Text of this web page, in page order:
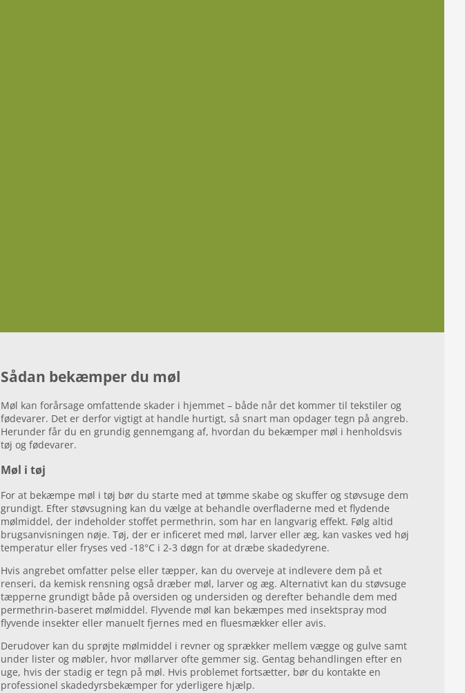
Sådan bekæmper du møl
Møl kan forårsage omfattende skader i hjemmet – både når det kommer til tekstiler og
fødevarer. Det er derfor vigtigt at handle hurtigt, så snart man opdager tegn på angreb.
Herunder får du en grundig gennemgang af, hvordan du bekæmper møl i henholdsvis
tøj og fødevarer.
Møl i tøj
For at bekæmpe møl i tøj bør du starte med at tømme skabe og skuffer og støvsuge dem
grundigt. Efter støvsugning kan du vælge at behandle overfladerne med et flydende
mølmiddel, der indeholder stoffet permethrin, som har en langvarig effekt. Følg altid
brugsanvisningen nøje. Tøj, der er inficeret med møl, larver eller æg, kan vaskes ved høj
temperatur eller fryses ved -18°C i 2-3 døgn for at dræbe skadedyrene.
Hvis angrebet omfatter pelse eller tæpper, kan du overveje at indlevere dem på et
renseri, da kemisk rensning også dræber møl, larver og æg. Alternativt kan du støvsuge
tæpperne grundigt både på oversiden og undersiden og derefter behandle dem med
permethrin-baseret mølmiddel. Flyvende møl kan bekæmpes med insektspray mod
flyvende insekter eller manuelt fjernes med en fluesmækker eller avis.
Derudover kan du sprøjte mølmiddel i revner og sprækker mellem vægge og gulve samt
under lister og møbler, hvor møllarver ofte gemmer sig. Gentag behandlingen efter en
uge, hvis der stadig er tegn på møl. Hvis problemet fortsætter, bør du kontakte en
professionel skadedyrsbekæmper for yderligere hjælp.